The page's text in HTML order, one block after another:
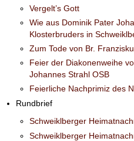
Vergelt’s Gott
Wie aus Dominik Pater
Klosterbruders in
Zum Tode von Br.
Feier der Diakonenweihe
Johannes Strahl OSB
Feierliche Nachprimiz des
Rundbrief
Schweiklberger
Schweiklberger